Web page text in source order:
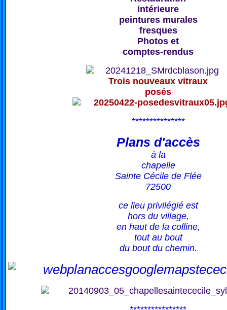
intérieure
peintures murales
fresques
Photos et
comptes-rendus
Trois nouveaux vitraux
posés
***************
Plans d'accès
à la
chapelle
Sainte Cécile de Flée
72500
ce lieu privilégié est
hors du village,
en haut de la colline,
tout au bout
du bout du chemin.